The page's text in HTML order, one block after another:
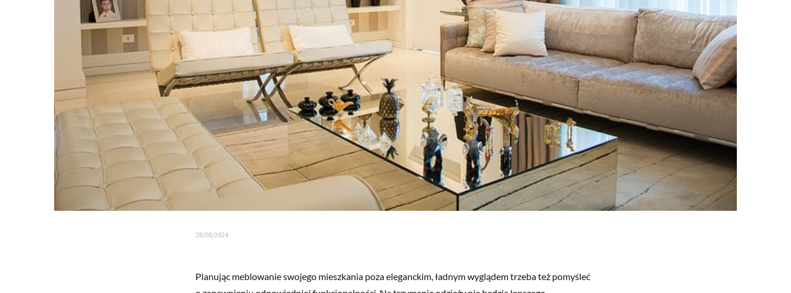
28/08/2024
Planując meblowanie swojego mieszkania poza eleganckim, ładnym wyglądem trzeba też pomyśleć